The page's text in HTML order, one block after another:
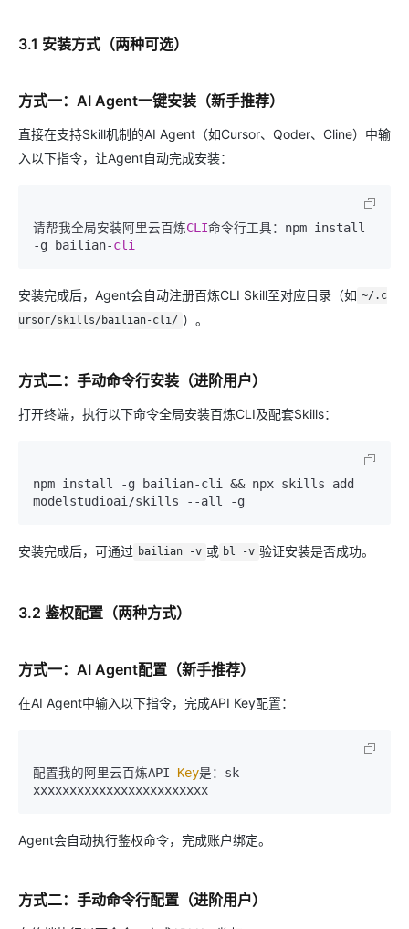
3.1 安装方式（两种可选）
方式一：AI Agent一键安装（新手推荐）
直接在支持Skill机制的AI Agent（如Cursor、Qoder、Cline）中输
入以下指令，让Agent自动完成安装：
请帮我全局安装阿里云百炼CLI命令行工具：npm install
-g bailian-cli
安装完成后，Agent会自动注册百炼CLI Skill至对应目录（如 ~/.c
ursor/skills/bailian-cli/ ）。
方式二：手动命令行安装（进阶用户）
打开终端，执行以下命令全局安装百炼CLI及配套Skills：
npm install -g bailian-cli && npx skills add
安装完成后，可通过 bailian -v 或 bl -v 验证安装是否成功。
3.2 鉴权配置（两种方式）
方式一：AI Agent配置（新手推荐）
在AI Agent中输入以下指令，完成API Key配置：
配置我的阿里云百炼API Key是：sk-
Agent会自动执行鉴权命令，完成账户绑定。
方式二：手动命令行配置（进阶用户）